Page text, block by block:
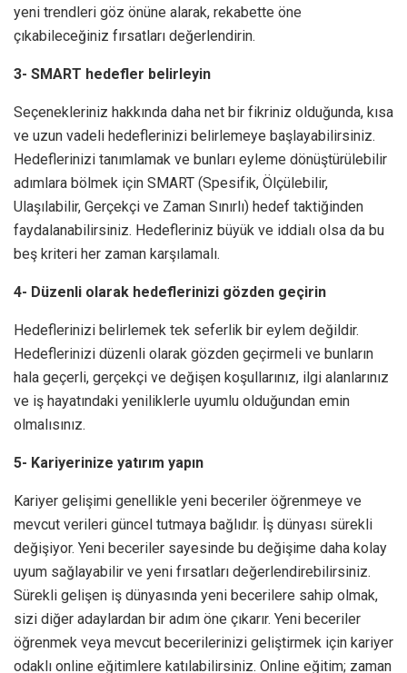
yeni trendleri göz önüne alarak, rekabette öne
çıkabileceğiniz fırsatları değerlendirin.
3- SMART hedefler belirleyin
Seçenekleriniz hakkında daha net bir fikriniz olduğunda, kısa
ve uzun vadeli hedeflerinizi belirlemeye başlayabilirsiniz.
Hedeflerinizi tanımlamak ve bunları eyleme dönüştürülebilir
adımlara bölmek için SMART (Spesifik, Ölçülebilir,
Ulaşılabilir, Gerçekçi ve Zaman Sınırlı) hedef taktiğinden
faydalanabilirsiniz. Hedefleriniz büyük ve iddialı olsa da bu
beş kriteri her zaman karşılamalı.
4- Düzenli olarak hedeflerinizi gözden geçirin
Hedeflerinizi belirlemek tek seferlik bir eylem değildir.
Hedeflerinizi düzenli olarak gözden geçirmeli ve bunların
hala geçerli, gerçekçi ve değişen koşullarınız, ilgi alanlarınız
ve iş hayatındaki yeniliklerle uyumlu olduğundan emin
olmalısınız.
5- Kariyerinize yatırım yapın
Kariyer gelişimi genellikle yeni beceriler öğrenmeye ve
mevcut verileri güncel tutmaya bağlıdır. İş dünyası sürekli
değişiyor. Yeni beceriler sayesinde bu değişime daha kolay
uyum sağlayabilir ve yeni fırsatları değerlendirebilirsiniz.
Sürekli gelişen iş dünyasında yeni becerilere sahip olmak,
sizi diğer adaylardan bir adım öne çıkarır. Yeni beceriler
öğrenmek veya mevcut becerilerinizi geliştirmek için kariyer
odaklı online eğitimlere katılabilirsiniz. Online eğitim; zaman